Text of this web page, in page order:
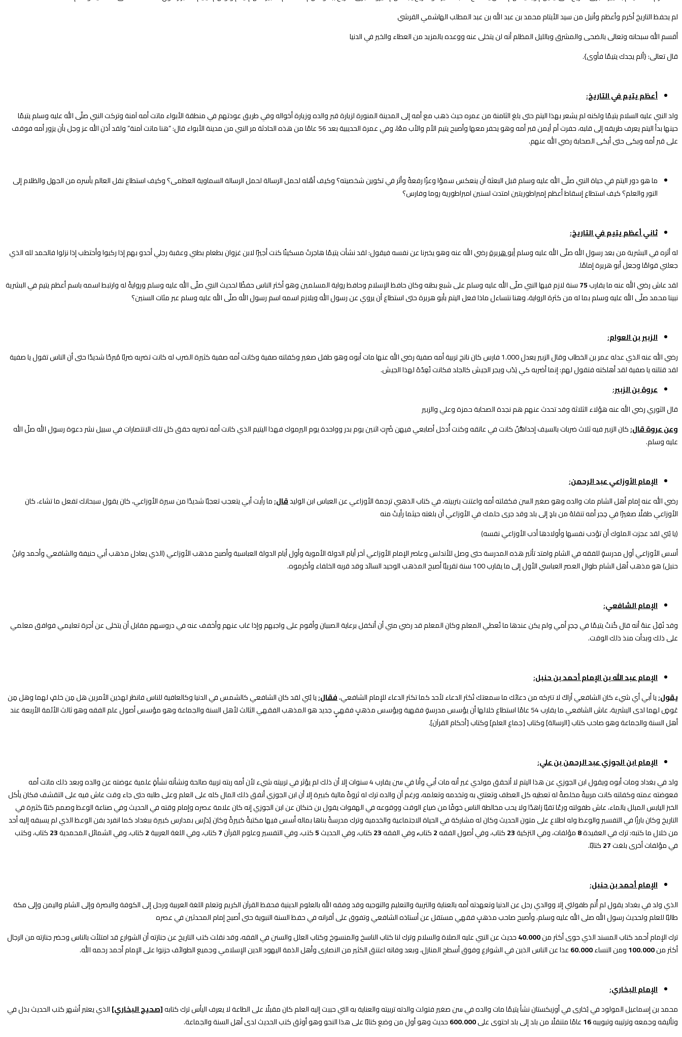
لم يحفظ التاريخ أكرم وأعظم وأنبل من سيد الأيتام محمد بن عبد الله بن عبد المطلب الهاشمي القرشي
أقسم الله سبحانه وتعالى بالضحى والمشرق وبالليل المظلم أنه لن يتخلى عنه ووعده بالمزيد من العطاء والخير في الدنيا
قال تعالى: {ألم يجدك يتيمًا فأوى}.
أعظم يتيم في التاريخ:
ولد النبي عليه السلام يتيمًا ولكنه لم يشعر بهذا اليتم حتى بلغ الثامنة من عمره حيث ذهب مع أمه إلى المدينة المنورة لزيارة قبر والده وزيارة أخواله وفي طريق عودتهم في منطقة الأبواء ماتت أمه آمنة وتركت النبي صلّى الله عليه وسلم يتيمًا
حينها بدأ اليتم يعرف طريقه إلى قلبه، حفرت أم أيمن قبر أمه وهو يحفر معها وأصبح يتيم الأم والأب معًا، وفي عمرة الحديبية بعد 56 عامًا من هذه الحادثة مر النبي من مدينة الأبواء قال: “هنا ماتت آمنة” ولقد أذن الله عز وجل بأن يزور أمه فوقف
على قبر أمه وبكى حتى أبكى الصحابة رضي الله عنهم.
ما هو دور اليتم في حياة النبي صلّى الله عليه وسلم قبل البعثة أن ينعكس سموًا وعزًا رفعةً وأثر في تكوين شخصيته؟ وكيف أهّله لحمل الرسالة لحمل الرسالة السماوية العظمى؟ وكيف استطاع نقل العالم بأسره من الجهل والظلام إلى
النور والعلم؟ كيف استطاع إسقاط أعظم إمبراطوريتين امتدت لسنين امبراطورية روما وفارس؟
ثاني أعظم يتيم في التاريخ:
له أثره في البشرية من بعد رسول الله صلّى الله عليه وسلمأبو هريرةرضي الله عنه وهو يخبرنا عن نفسه فيقول: لقد نشأت يتيمًا هاجرتُ مسكينًا كنت أجيرًا لابن غزوان بطعام بطني وعقبة رجلي أحدو بهم إذا ركبوا وأحتطب إذا نزلوا فالحمد لله الذي
جعلني قوامًا وجعل أبو هريرة إمامًا.
لقد عاش رضي الله عنه ما يقارب75سنة لازم فيها النبي صلّى الله عليه وسلم على شبع بطنه وكان حافظ الإسلام وحافظ رواية المسلمين وهو أكثر الناس حفظًا لحديث النبي صلّى الله عليه وسلم وروايةً له وارتبط اسمه باسم أعظم يتيم في البشرية
نبينا محمد صلّى الله عليه وسلم بما له من كثرة الرواية، وهنا نتساءل ماذا فعل اليتم بأبو هريرة حتى استطاع أن يروي عن رسول الله ويلازم اسمه اسم رسول الله صلّى الله عليه وسلم عبر مئات السنين؟
الزبير بن العوام:
رضي الله عنه الذي عدله عمر بن الخطاب وقال الزبير يعدل 1.000 فارس كان ناتج تربية أمه صفية رضي الله عنها مات أبوه وهو طفل صغير وكفلته صفية وكانت أمه صفية كثيرة الضرب له كانت تضربه ضربًا مُبرحًا شديدًا حتى أن الناس تقول يا صفية
لقد قتلته يا صفية لقد أهلكته فتقول لهم: إنما أضربه كي يَدُب ويجر الجيش كالجلد فكانت تُعِدّهُ لهذا الجيش.
عروة بن الزبير:
قال الثوري رضي الله عنه هؤلاء الثلاثة وقد تحدث عنهم هم نجدة الصحابة حمزة وعلي والزبير
وعن عروة قال:كان الزبير فيه ثلاث ضربات بالسيف إحداهُّنّ كانت في عاتقه وكنت أُدخل أصابعي فيهن ضُرِبَ اثنين يوم بدر وواحدة يوم اليرموك فهذا اليتيم الذي كانت أمه تضربه حقق كل تلك الانتصارات في سبيل نشر دعوة رسول الله صلّ الله
عليه وسلم.
الإمام الأوزاعي عبد الرحمن:
رضي الله عنه إمام أهل الشام مات والده وهو صغير السن فكفلته أمه واعتنت بتربيته، في كتاب الذهبي ترجمة الأوزاعي عن العباس ابن الوليدقال:ما رأيت أبي يتعجب تعجبًا شديدًا من سيرة الأوزاعي، كان يقول سبحانك تفعل ما تشاء، كان
الأوزاعي طفلًا صغيرًا في حِجر أمه تنقلهُ من بلدٍ إلى بلد وقد جرى حلمك في الأوزاعي أن بلغته حيثما رأيتُ منه
(يا بُني لقد عجزت الملوك أن تؤدب نفسها وأولادها أدب الأوزاعي نفسه)
أسس الأوزاعي أول مدرسةٍ للفقه في الشام وامتد تأثير هذه المدرسة حتى وصل للأندلس وعاصر الإمام الأوزاعي آخر أيام الدولة الأموية وأول أيام الدولة العباسية وأصبح مذهب الأوزاعي (الذي يعادل مذهب أبي حنيفة والشافعي وأحمد وابنُ
حنبل) هو مذهب أهل الشام طوال العصر العباسي الأول إلى ما يقارب 100 سنة تقريبًا أصبح المذهب الوحيد السائد وقد قربه الخلفاء وأكرموه.
الإمام الشافعي:
وقد نُقِلَ عنهُ أنه قال كُنتُ يتيمًا في حِجرِ أمي ولم يكن عندها ما تُعطي المعلم وكان المعلم قد رضيَ مني أن أتكفل برعاية الصبيان وأقوم على واجبهم وإذا غاب عنهم وأخفف عنه في دروسهم مقابل أن يتخلى عن أجرة تعليمي فوافق معلمي
على ذلك وبدأت منذ ذلك الوقت.
الإمام عبد الله بن الإمام أحمد بن حنبل:
يقول:يا أبي أي شيء كان الشافعي أراكَ لا تتركه من دعائك ما سمعتك تُكثر الدعاء لأحد كما تكثر الدعاء للإمام الشافعي،فقال:يا بُني لقد كان الشافعي كالشمس في الدنيا وكالعافية للناس فانظر لهذين الأمرين هل مِن خلفٍ لهما وهل مِن
عَوضٍ لهما لدى البشرية، عاش الشافعي ما يقارب 54 عامًا استطاع خلالها أن يؤسس مدرسةٍ فقهية ويؤسس مذهبٍ فقهيٍ جديد هو المذهب الفقهي الثالث لأهل السنة والجماعة وهو مؤسس أصول علم الفقه وهو ثالث الأئمة الأربعة عند
أهل السنة والجماعة وهو صاحب كتاب [الرسالة] وكتاب [جماع العلم] وكتاب [أحكام القرآن].
الإمام ابن الجوزي عبد الرحمن بن علي:
ولد في بغداد ومات أبوه ويقول ابن الجوزي عن هذا اليتم لا أتحقق مولدي غير أنه مات أبي وأنا في سن يقارب 4 سنوات إلا أن ذلك لم يؤثر في تربيته شيء لأن أمه ربته تربية صالحة ونشأته نشأةٍ علمية عوضته عن والده وبعد ذلك ماتت أمه
فعوضته عمته وكفلته كانت مربيةً مخلصةً له تعطيه كل العطف وتعتني به وتخدمه وتعلمه، ورغم أن والده ترك له ثروةً مالية كبيرة إلا أن ابن الجوزي أنفق ذلك المال كله على العلم وعلى طلبه حتى جاء وقت عاش فيه على التقشف فكان يأكل
الخبز اليابس المبلل بالماء، عاش طفولته ورعًا تقيًا زاهدًا ولا يحب مخالطة الناس خوفًا من ضياع الوقت ووقوعه في الهفوات يقول بن خنكان عن ابن الجوزي إنه كان علامة عصره وإمام وقته في الحديث وفي صناعة الوعظ وصمم كتبًا كثيرة في
التاريخ وكان بارزًا في التفسير والوعظ وله اطلاع على متون الحديث وكان له مشاركة في الحياة الاجتماعية والخدمية وترك مدرسةً بناها بماله أسس فيها مكتبةً كبيرةً وكان يُدرّس بمدارس كبيرة ببغداد كما انفرد بفن الوعظ الذي لم يسبقه إليه أحد
من خلال ما كتبه: ترك في العقيدة8مؤلفات، وفي التزكية23كتاب، وفي أصول الفقه2كتاب،وفي الفقه23كتاب، وفي الحديث5كتب، وفي التفسير وعلوم القرآن7كتاب، وفي اللغة العربية2كتاب، وفي الشمائل المحمدية23كتاب، وكتب
في مؤلفات أخرى بلغت27كتابًا.
الإمام أحمد بن حنبل:
الذي ولد في بغداد يقول لم أُتم طفولتي إلا ووالدي رحل عن الدنيا وتعهدته أمه بالعناية والتربية والتعليم والتوجيه وقد وفقه الله بالعلوم الدينية فحفظ القرآن الكريم وتعلم اللغة العربية ورحل إلى الكوفة والبصرة وإلى الشام واليمن وإلى مكة
طالبًا للعلم ولحديث رسول الله صلى الله عليه وسلم، وأصبح صاحب مذهبٍ فقهي مستقل عن أستاذه الشافعي وتفوق على أقرانه في حفظ السنة النبوية حتى أصبح إمام المحدثين في عصره
ترك الإمام أحمد كتاب المسند الذي حوى أكثر من40.000حديث عن النبي عليه الصلاة والسلام وترك لنا كتاب الناسخ والمنسوخ وكتاب العلل والسنن في الفقه، وقد نقلت كتب التاريخ عن جنازته أن الشوارع قد امتلأت بالناس وحضر جنازته من الرجال
أكثر من100.000ومن النساء60.000عدا عن الناس الذين في الشوارع وفوق أسطح المنازل، وبعد وفاته اعتنق الكثير من النصارى وأهل الذمة اليهود الدين الإسلامي وجميع الطوائف حزنوا على الإمام أحمد رحمه الله.
الإمام البخاري:
محمد بن إسماعيل المولود في بُخارى في أوزبكستان نشأ يتيمًا مات والده في سن صغير فتولت والدته تربيته والعناية به التي حببت إليه العلم كان مقبلًا على الطاعة لا يعرف اليأس ترك كتابه[صحيح البخاري]الذي يعتبر أشهر كتب الحديث بذل في
وتأليفه وجمعه وترتيبه وتبويبه16عامًا متنقلًا من بلد إلى بلد احتوى على600.000حديث وهو أول من وضع كتابًا على هذا النحو وهو أوثق كتب الحديث لدى أهل السنة والجماعة.